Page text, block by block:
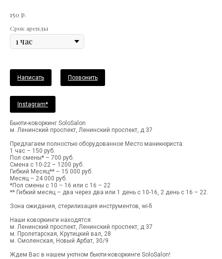
150 р.
Срок аренды
Написать Позвонить
Instagram*
Бьюти-коворкинг SoloSalon
м. Ленинский проспект, Ленинский проспект, д 37
Предлагаем полностью оборудованное Место маникюриста:
1 час – 150 руб.
Пол смены* – 700 руб.
Смена с 10-22 – 1200 руб.
Гибкий Месяц** – 15 000 руб.
Месяц – 24 000 руб.
*Пол смены с 10 – 16 или с 16 – 22
** Гибкий месяц – два через два или 1 день с 10-16, 2 день с 16 – 22.
Зона ожидания, стерилизация инструментов, wi-fi
Наши коворкинги находятся:
м. Ленинский проспект, Ленинский проспект, д 37
м. Пролетарская, Крутицкий вал, 28
м. Смоленская, Новый Арбат, 30/9
Ждем Вас в нашем уютном бьюти-коворкинге SoloSalon!